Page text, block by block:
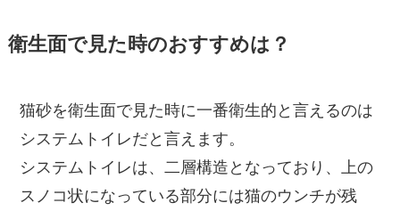
衛生面で見た時のおすすめは？
猫砂を衛生面で見た時に一番衛生的と言えるのは
システムトイレだと言えます。
システムトイレは、二層構造となっており、上の
スノコ状になっている部分には猫のウンチが残